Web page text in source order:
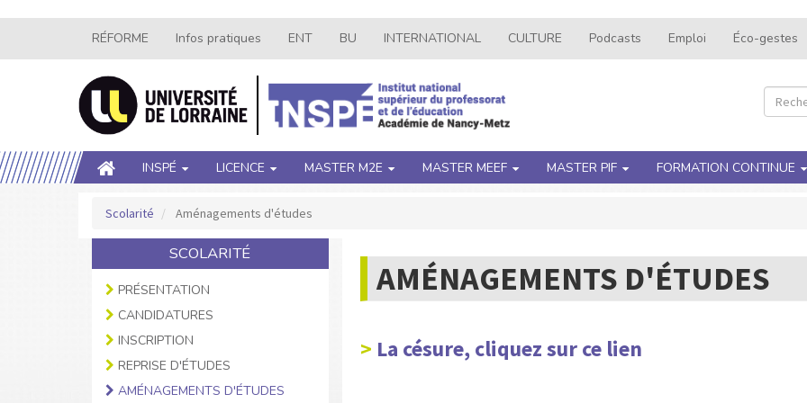
contenu
Navigation
secondaire
RÉFORME Infos pratiques ENT BU INTERNATIONAL CULTURE Podcasts Emploi Éco-gestes
Main
navigation
INSPÉ LICENCE MASTER M2E MASTER MEEF MASTER PIF FORMATION CONTINUE
Scolarité Aménagements d'études
SCOLARITÉ
PRÉSENTATION
CANDIDATURES
INSCRIPTION
REPRISE D'ÉTUDES
AMÉNAGEMENTS D'ÉTUDES
AMÉNAGEMENTS D'ÉTUDES
La césure, cliquez sur ce lien